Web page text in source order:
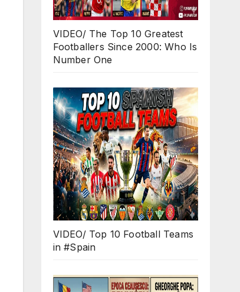
VIDEO/ The Top 10 Greatest
Footballers Since 2000: Who Is
Number One
VIDEO/ Top 10 Football Teams
in #Spain